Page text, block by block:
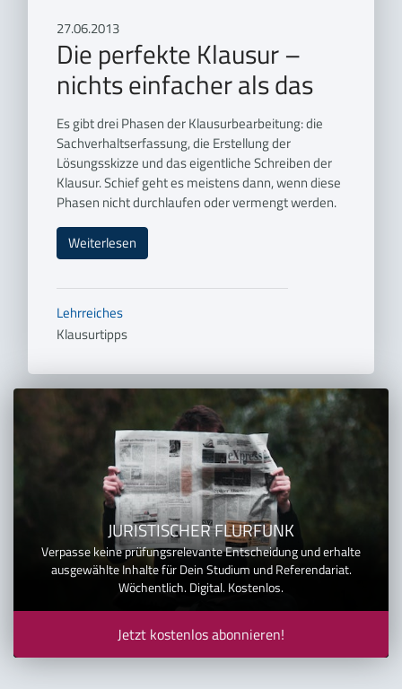
27.06.2013
Die perfekte Klausur –
nichts einfacher als das
Es gibt drei Phasen der Klausurbearbeitung: die
Sachverhaltserfassung, die Erstellung der
Lösungsskizze und das eigentliche Schreiben der
Klausur. Schief geht es meistens dann, wenn diese
Phasen nicht durchlaufen oder vermengt werden.
Weiterlesen
Lehrreiches
Klausurtipps
JURISTISCHER FLURFUNK
Verpasse keine prüfungsrelevante Entscheidung und erhalte
ausgewählte Inhalte für Dein Studium und Referendariat.
Wöchentlich. Digital. Kostenlos.
Jetzt kostenlos abonnieren!